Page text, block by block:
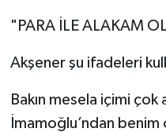
"PARA İLE ALAKAM
Akşener şu ifadeleri
Bakın mesela içimi çok
İmamoğlu’ndan